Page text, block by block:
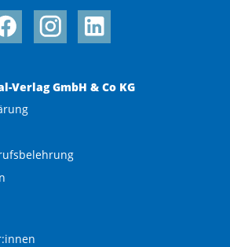
Verlag GmbH & Co KG